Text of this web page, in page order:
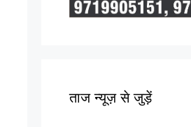
ताज न्यूज़ से जुड़ें